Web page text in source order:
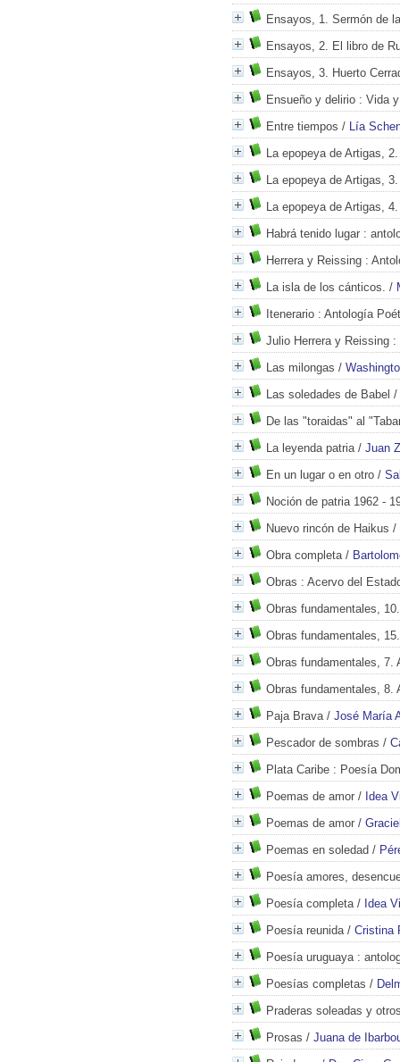
Ensayos, 1. Sermón de
Ensayos, 2. El libro de
Ensayos, 3. Huerto
Ensueño y delirio : Vida
Entre tiempos / Lía
La epopeya de Artigas,
La epopeya de Artigas,
La epopeya de Artigas,
Habrá tenido lugar :
Herrera y Reissing :
La isla de los cánticos. /
Itenerario : Antología
Julio Herrera y Reissing :
Las milongas /
Las soledades de Babel /
De las "toraidas" al
La leyenda patria/ Juan
En un lugar o en otro /
Noción de patria 1962 -
Nuevo rincón de Haikus /
Obra completa/
Obras : Acervo del
Obras fundamentales,
Obras fundamentales,
Obras fundamentales, 7.
Obras fundamentales, 8.
Paja Brava/ José María
Pescador de sombras /
Plata Caribe : Poesía
Poemas de amor / Idea
Poemas de amor /
Poemas en soledad /
Poesía amores,
Poesía completa/ Idea
Poesía reunida/ Cristina
Poesía uruguaya:
Poesías completas /
Praderas soleadas y
Prosas / Juana de